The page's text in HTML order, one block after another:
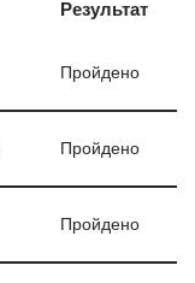
Результат
Пройдено
Пройдено
Пройдено